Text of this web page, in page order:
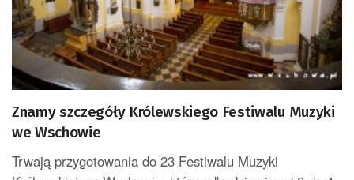
Znamy szczegóły Królewskiego Festiwalu Muzyki
we Wschowie
Trwają przygotowania do 23 Festiwalu Muzyki